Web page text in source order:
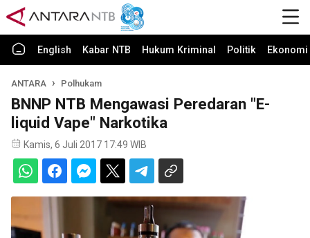
English Kabar NTB Hukum Kriminal Politik
ANTARA Polhukam
BNNP NTB Mengawasi Peredaran "E-
liquid Vape" Narkotika
Kamis, 6 Juli 2017 17:49 WIB